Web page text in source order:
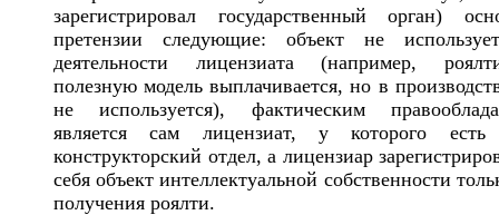
зарегистрировал государственный орган)
претензии следующие: объект не
деятельности лицензиата (например,
полезную модель выплачивается, но в
не используется), фактическим
является сам лицензиат, у которого есть
конструкторский отдел, а лицензиар
себя объект интеллектуальной собственности
получения роялти.